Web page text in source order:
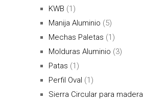
KWB (1)
Manija Aluminio (5)
Mechas Paletas (1)
Molduras Aluminio (3)
Patas (1)
Perfil Oval (1)
Sierra Circular para madera